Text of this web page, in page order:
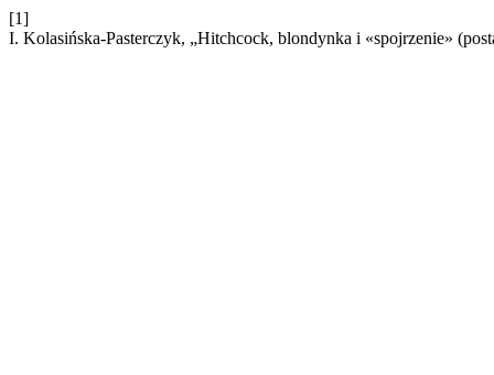
[1]
I. Kolasińska-Pasterczyk, „Hitchcock, blondynka i «spojrzenie»